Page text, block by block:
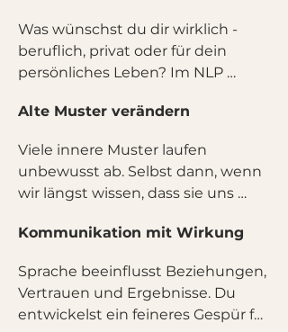
Was wünschst du dir wirklich -
beruflich, privat oder für dein
persönliches Leben? Im NLP
Klarheit über deine Ziele und
Handlungsstrategien aufbauen
kannst, die wirklich zu dir passen.
Alte Muster verändern
Viele innere Muster laufen
unbewusst ab. Selbst dann, wenn
wir längst wissen, dass sie uns
lernst du, hinderliche Denk- und
verändern, emotional freier zu
werden und leichter mit
Herausforderungen umzugehen.
Kommunikation mit Wirkung
Sprache beeinflusst Beziehungen,
Vertrauen und Ergebnisse. Du
entwickelst ein feineres Gespür für